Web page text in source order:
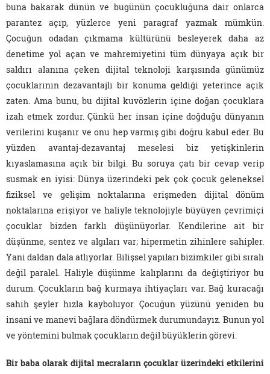
buna bakarak dünün ve bugünün çocukluğuna dair onlarca
parantez açıp, yüzlerce yeni paragraf yazmak mümkün.
Çocuğun odadan çıkmama kültürünü besleyerek daha az
denetime yol açan ve mahremiyetini tüm dünyaya açık bir
saldırı alanına çeken dijital teknoloji karşısında günümüz
çocuklarının dezavantajlı bir konuma geldiği yeterince açık
zaten. Ama bunu, bu dijital kuvözlerin içine doğan çocuklara
izah etmek zordur. Çünkü her insan içine doğduğu dünyanın
verilerini kuşanır ve onu hep varmış gibi doğru kabul eder. Bu
yüzden avantaj-dezavantaj meselesi biz yetişkinlerin
kıyaslamasına açık bir bilgi. Bu soruya çatı bir cevap verip
susmak en iyisi: Dünya üzerindeki pek çok çocuk geleneksel
fiziksel ve gelişim noktalarına erişmeden dijital dönüm
noktalarına erişiyor ve haliyle teknolojiyle büyüyen çevrimiçi
çocuklar bizden farklı düşünüyorlar. Kendilerine ait bir
düşünme, sentez ve algıları var; hipermetin zihinlere sahipler.
Yani daldan dala atlıyorlar. Bilişsel yapıları bizimkiler gibi sıralı
değil paralel. Haliyle düşünme kalıplarını da değiştiriyor bu
durum. Çocukların bağ kurmaya ihtiyaçları var. Bağ kuracağı
sahih şeyler hızla kayboluyor. Çocuğun yüzünü yeniden bu
insani ve manevi bağlara döndürmek durumundayız. Bunun yol
ve yöntemini bulmak çocukların değil büyüklerin görevi.
Bir baba olarak dijital mecraların çocuklar üzerindeki etkilerini